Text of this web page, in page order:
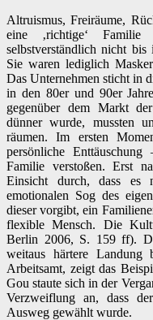
Altruismus, Freiräume,
eine ‚richtige‘
selbstverständlich nicht
Sie waren lediglich
Das Unternehmen sticht in
in den 80er und 90er
gegenüber dem Markt
dünner wurde, mussten
räumen. Im ersten
persönliche
Familie verstoßen. Erst
Einsicht durch, dass es
emotionalen Sog des
dieser vorgibt, ein
flexible Mensch. Die
Berlin 2006, S. 159 ff).
weitaus härtere Landung
Arbeitsamt, zeigt das
Gou staute sich in der
Verzweiflung an, dass
Ausweg gewählt wurde.